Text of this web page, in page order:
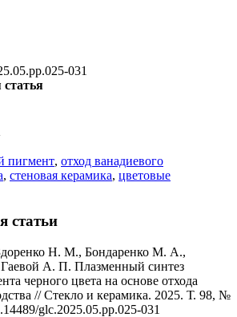
031
пигмент, отход ванадиевого
, стеновая керамика, цветовые
статьи
Н. М., Бондаренко М. А.,
А. П. Плазменный синтез
черного цвета на основе отхода
// Стекло и керамика. 2025. Т. 98, №
glc.2025.05.pp.025-031